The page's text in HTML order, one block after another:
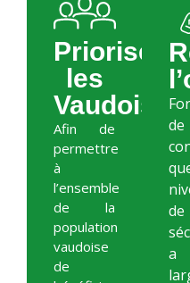
Prioriser
les
Vaudois
Afin de
permettre
à
l’ensemble
de la
population
vaudoise
de
de
de
a